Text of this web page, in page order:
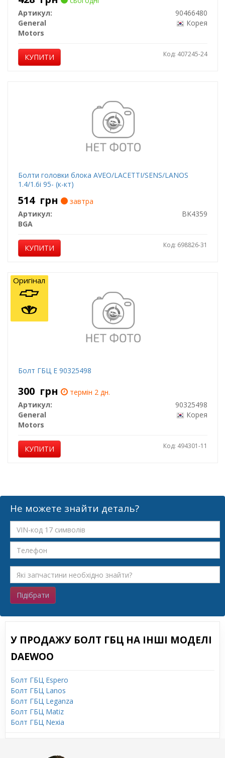
Артикул:
90466480
General
Motors
Корея
КУПИТИ Код: 407245-24
Болти головки блока AVEO/LACETTI/SENS/LANOS
1.4/1.6i 95- (к-кт)
514 грн
завтра
Артикул:
BK4359
BGA
КУПИТИ Код: 698826-31
Болт ГБЦ E 90325498
300 грн
термін 2 дн.
Артикул:
90325498
General
Motors
Корея
КУПИТИ Код: 494301-11
Оригінал
Не можете знайти деталь?
Підібрати
У ПРОДАЖУ БОЛТ ГБЦ НА ІНШІ МОДЕЛІ
DAEWOO
Болт ГБЦ Espero
Болт ГБЦ Lanos
Болт ГБЦ Leganza
Болт ГБЦ Matiz
Болт ГБЦ Nexia